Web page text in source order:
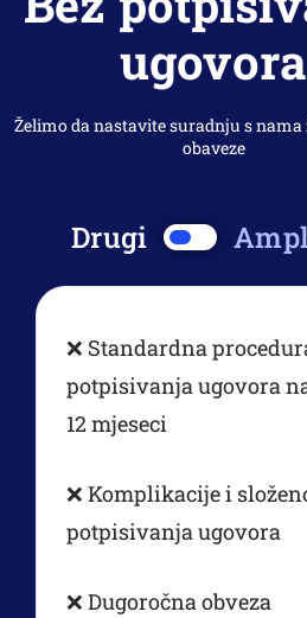
ugovora
Želimo da nastavite suradnju s nama
obaveze
Drugi
❌ Standardna
potpisivanja ugovora
12 mjeseci
❌ Komplikacije i
potpisivanja ugovora
❌ Dugoročna obveza